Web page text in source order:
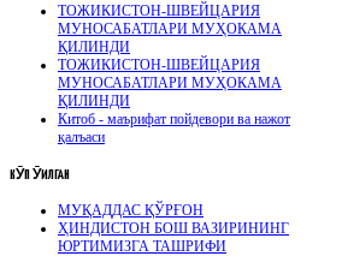
ТОЖИКИСТОН-ШВЕЙЦАРИЯ
МУНОСАБАТЛАРИ МУҲОКАМА
ҚИЛИНДИ
ТОЖИКИСТОН-ШВЕЙЦАРИЯ
МУНОСАБАТЛАРИ МУҲОКАМА
ҚИЛИНДИ
Китоб - маърифат пойдевори ва нажот
қалъаси
КӮП ӮҚИЛГАН
МУҚАДДАС ҚЎРҒОН
ҲИНДИСТОН БОШ ВАЗИРИНИНГ
ЮРТИМИЗГА ТАШРИФИ